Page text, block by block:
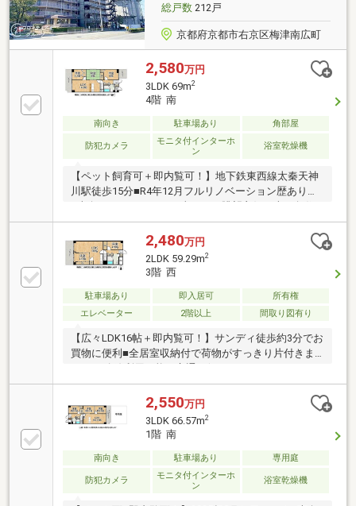
総戸数212戸
京都府京都市右京区梅津南広町
2,580万円
3LDK 69m2
4階 南
南向き 駐車場あり 角部屋
防犯カメラ
モニタ付インターホ
ン
浴室乾燥機
【ペット飼育可＋即内覧可！】地下鉄東西線太秦天神
川駅徒歩15分■R4年12月フルリノベーション歴あり！
■南向きバルコニーで日当たり・眺望良好な南西角住
戸■全居室に収納スペース完備の3LDK
2,480万円
2LDK 59.29m2
3階 西
駐車場あり 即入居可
所有権
エレベーター
2階以上 間取り図有り
【広々LDK16帖＋即内覧可！】サンディ徒歩約3分でお
買物に便利■全居室収納付で荷物がすっきり片付きま
すね■2路線利用可能で交通至便です■2WAYバルコニー
付でお洗濯の動線もスムーズです
2,550万円
3LDK 66.57m2
1階 南
南向き 駐車場あり 専用庭
防犯カメラ
モニタ付インターホ
ン
浴室乾燥機